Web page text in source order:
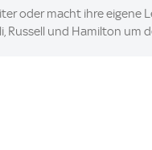
oder macht ihre
Russell und Hamilton um